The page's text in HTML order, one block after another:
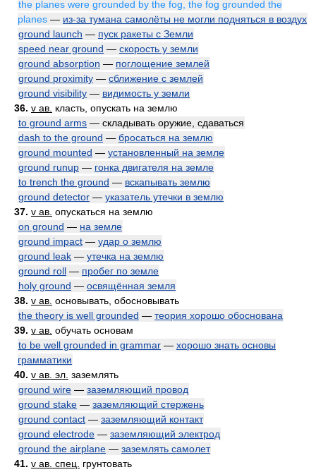
the planes were grounded by the fog, the fog grounded the
planes — из-за тумана самолёты не могли подняться в воздух
ground launch — пуск ракеты с Земли
speed near ground — скорость у земли
ground absorption — поглощение землей
ground proximity — сближение с землей
ground visibility — видимость у земли
36. v ав. класть, опускать на землю
to ground arms — складывать оружие, сдаваться
dash to the ground — бросаться на землю
ground mounted — установленный на земле
ground runup — гонка двигателя на земле
to trench the ground — вскапывать землю
ground detector — указатель утечки в землю
37. v ав. опускаться на землю
on ground — на земле
ground impact — удар о землю
ground leak — утечка на землю
ground roll — пробег по земле
holy ground — освящённая земля
38. v ав. основывать, обосновывать
the theory is well grounded — теория хорошо обоснована
39. v ав. обучать основам
to be well grounded in grammar — хорошо знать основы
грамматики
40. v ав. эл. заземлять
ground wire — заземляющий провод
ground stake — заземляющий стержень
ground contact — заземляющий контакт
ground electrode — заземляющий электрод
ground the airplane — заземлять самолет
41. v ав. спец.
грунтовать